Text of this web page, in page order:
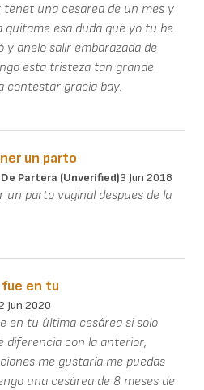
tenet una cesarea de un mes y
quitame esa duda que yo tu be
y anelo salir embarazada de
esta tristeza tan grande
contestar gracia bay.
un parto
Partera (unverified)3 Jun 2018
un parto vaginal despues de la
en tu
Jun 2020
en tu última cesárea si solo
diferencia con la anterior,
me gustaría me puedas
una cesárea de 8 meses de